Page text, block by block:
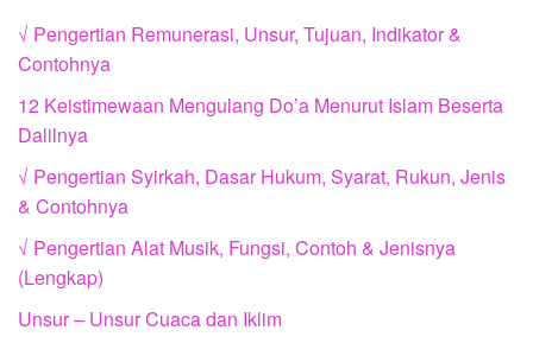
√ Pengertian Remunerasi, Unsur, Tujuan, Indikator &
Contohnya
12 Keistimewaan Mengulang Do’a Menurut Islam Beserta
Dalilnya
√ Pengertian Syirkah, Dasar Hukum, Syarat, Rukun, Jenis
& Contohnya
√ Pengertian Alat Musik, Fungsi, Contoh & Jenisnya
(Lengkap)
Unsur – Unsur Cuaca dan Iklim